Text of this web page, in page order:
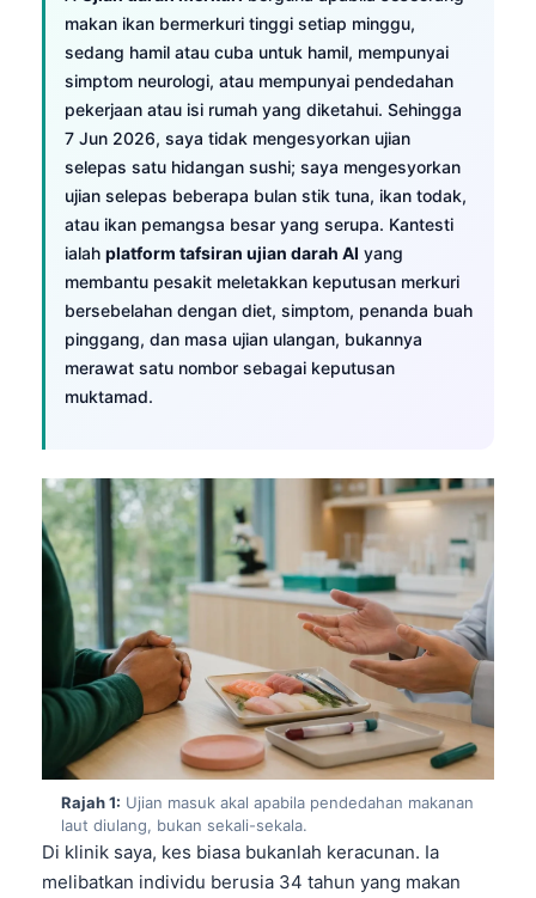
makan ikan bermerkuri tinggi setiap minggu,
sedang hamil atau cuba untuk hamil, mempunyai
simptom neurologi, atau mempunyai pendedahan
pekerjaan atau isi rumah yang diketahui. Sehingga
7 Jun 2026, saya tidak mengesyorkan ujian
selepas satu hidangan sushi; saya mengesyorkan
ujian selepas beberapa bulan stik tuna, ikan todak,
atau ikan pemangsa besar yang serupa. Kantesti
ialah platform tafsiran ujian darah AI yang
membantu pesakit meletakkan keputusan merkuri
bersebelahan dengan diet, simptom, penanda buah
pinggang, dan masa ujian ulangan, bukannya
merawat satu nombor sebagai keputusan
muktamad.
Rajah 1: Ujian masuk akal apabila pendedahan makanan
laut diulang, bukan sekali-sekala.
Di klinik saya, kes biasa bukanlah keracunan. Ia
melibatkan individu berusia 34 tahun yang makan